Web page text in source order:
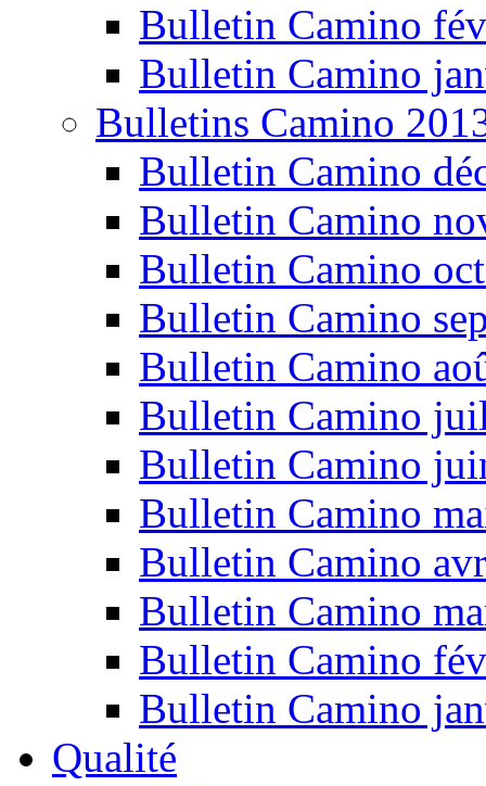
Bulletin Camino
Bulletin Camino
Bulletins Camino
Bulletin Camino
Bulletin Camino
Bulletin Camino
Bulletin Camino
Bulletin Camino
Bulletin Camino
Bulletin Camino
Bulletin Camino
Bulletin Camino
Bulletin Camino
Bulletin Camino
Bulletin Camino
Qualité